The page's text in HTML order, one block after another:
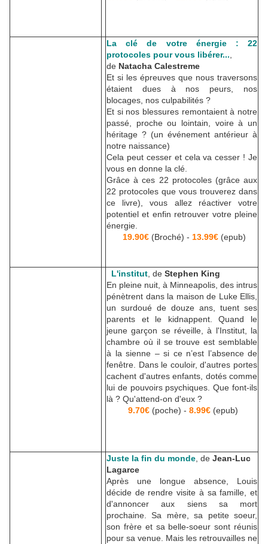
La clé de votre énergie : 22
protocoles pour vous libérer...
de Natacha Calestreme
Et si les épreuves que nous traversons
étaient dues à nos peurs, nos
blocages, nos culpabilités ?
Et si nos blessures remontaient à notre
passé, proche ou lointain, voire à un
héritage ? (un événement antérieur à
notre naissance)
Cela peut cesser et cela va cesser ! Je
vous en donne la clé.
Grâce à ces 22 protocoles (grâce aux
22 protocoles que vous trouverez dans
ce livre), vous allez réactiver votre
potentiel et enfin retrouver votre pleine
énergie.
19.90€ (Broché) - 13.99€ (epub)
L'institut , de Stephen King
En pleine nuit, à Minneapolis, des intrus
pénètrent dans la maison de Luke Ellis,
un surdoué de douze ans, tuent ses
parents et le kidnappent. Quand le
jeune garçon se réveille, à l'Institut, la
chambre où il se trouve est semblable
à la sienne – si ce n’est l’absence de
fenêtre. Dans le couloir, d'autres portes
cachent d'autres enfants, dotés comme
lui de pouvoirs psychiques. Que font-ils
là ? Qu'attend-on d'eux ?
9.70€ (poche) - 8.99€ (epub)
Juste la fin du monde , de Jean-Luc
Lagarce
Après une longue absence, Louis
décide de rendre visite à sa famille, et
d'annoncer aux siens sa mort
prochaine. Sa mère, sa petite soeur,
son frère et sa belle-soeur sont réunis
pour sa venue. Mais les retrouvailles ne